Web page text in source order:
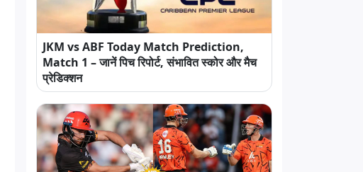
JKM vs ABF Today Match Prediction,
Match 1 – जानें पिच रिपोर्ट, संभावित स्कोर और मैच
प्रेडिक्शन